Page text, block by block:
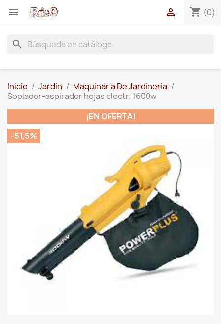
 shopping_cart (0)

search
Inicio Jardin
Maquinaria De Jardineria
Soplador-aspirador hojas electr. 1600w
¡EN OFERTA!
-51,5%